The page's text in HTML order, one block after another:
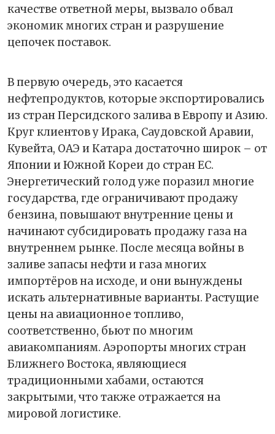
качестве ответной меры, вызвало обвал
экономик многих стран и разрушение
цепочек поставок.
В первую очередь, это касается
нефтепродуктов, которые экспортировались
из стран Персидского залива в Европу и Азию.
Круг клиентов у Ирака, Саудовской Аравии,
Кувейта, ОАЭ и Катара достаточно широк – от
Японии и Южной Кореи до стран ЕС.
Энергетический голод уже поразил многие
государства, где ограничивают продажу
бензина, повышают внутренние цены и
начинают субсидировать продажу газа на
внутреннем рынке. После месяца войны в
заливе запасы нефти и газа многих
импортёров на исходе, и они вынуждены
искать альтернативные варианты. Растущие
цены на авиационное топливо,
соответственно, бьют по многим
авиакомпаниям. Аэропорты многих стран
Ближнего Востока, являющиеся
традиционными хабами, остаются
закрытыми, что также отражается на
мировой логистике.